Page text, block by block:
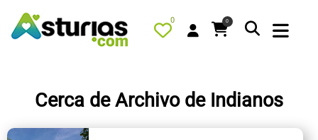
0 0
PORTADA
Cerca de Archivo de Indianos